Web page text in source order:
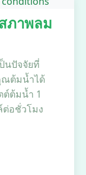
ภาพลม
นปัจจัยที่
ณต้มน้ำได้
ต์ต้มน้ำ 1
อชั่วโมง